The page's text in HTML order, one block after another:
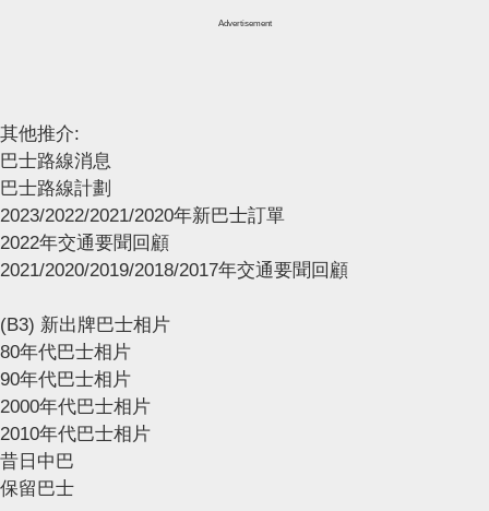
Advertisement
其他推介:
巴士路線消息
巴士路線計劃
2023/2022/2021/2020年新巴士訂單
2022年交通要聞回顧
2021/2020/2019/2018/2017年交通要聞回顧
(B3) 新出牌巴士相片
80年代巴士相片
90年代巴士相片
2000年代巴士相片
2010年代巴士相片
昔日中巴
保留巴士